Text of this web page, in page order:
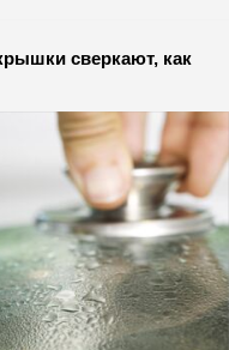
сверкают, как